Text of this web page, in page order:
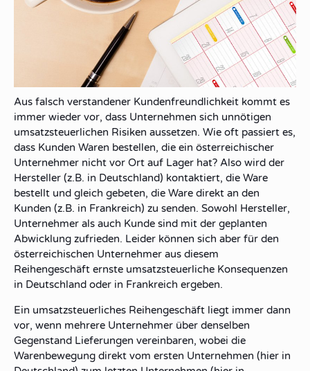
Aus falsch verstandener Kundenfreundlichkeit kommt es
immer wieder vor, dass Unternehmen sich unnötigen
umsatzsteuerlichen Risiken aussetzen. Wie oft passiert es,
dass Kunden Waren bestellen, die ein österreichischer
Unternehmer nicht vor Ort auf Lager hat? Also wird der
Hersteller (z.B. in Deutschland) kontaktiert, die Ware
bestellt und gleich gebeten, die Ware direkt an den
Kunden (z.B. in Frankreich) zu senden. Sowohl Hersteller,
Unternehmer als auch Kunde sind mit der geplanten
Abwicklung zufrieden. Leider können sich aber für den
österreichischen Unternehmer aus diesem
Reihengeschäft ernste umsatzsteuerliche Konsequenzen
in Deutschland oder in Frankreich ergeben.
Ein umsatzsteuerliches Reihengeschäft liegt immer dann
vor, wenn mehrere Unternehmer über denselben
Gegenstand Lieferungen vereinbaren, wobei die
Warenbewegung direkt vom ersten Unternehmen (hier in